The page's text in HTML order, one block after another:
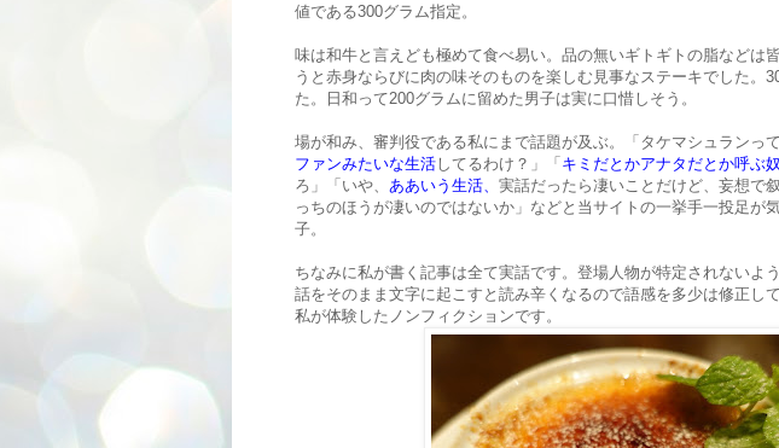
値である300グラム指定。
味は和牛と言えども極めて食べ易い。品の無いギトギトの脂などは
うと赤身ならびに肉の味そのものを楽しむ見事なステーキでした。
た。日和って200グラムに留めた男子は実に口惜しそう。
場が和み、審判役である私にまで話題が及ぶ。「タケマシュランっ
ファンみたいな生活 してるわけ？」「 キミだとかアナタだとか呼ぶ奴
ろ」「いや、 ああいう生活、 実話だったら凄いことだけど、妄想で
っちのほうが凄いのではないか」などと当サイトの一挙手一投足が
子。
ちなみに私が書く記事は全て実話です。登場人物が特定されないよ
話をそのまま文字に起こすと読み辛くなるので語感を多少は修正し
私が体験したノンフィクションです。